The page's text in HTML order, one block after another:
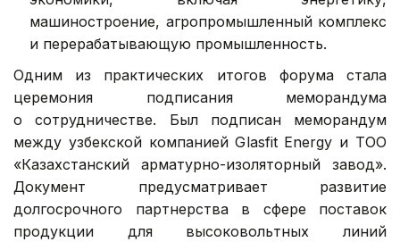
машиностроение, агропромышленный комплекс
и перерабатывающую промышленность.
Одним из практических итогов форума стала
церемония подписания меморандума
о сотрудничестве. Был подписан меморандум
между узбекской компанией Glasfit Energy и ТОО
«Казахстанский арматурно-изоляторный завод».
Документ предусматривает развитие
долгосрочного партнерства в сфере поставок
продукции для высоковольтных линий